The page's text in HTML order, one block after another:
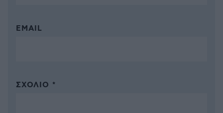
EMAIL
ΣΧΌΛΙΟ *